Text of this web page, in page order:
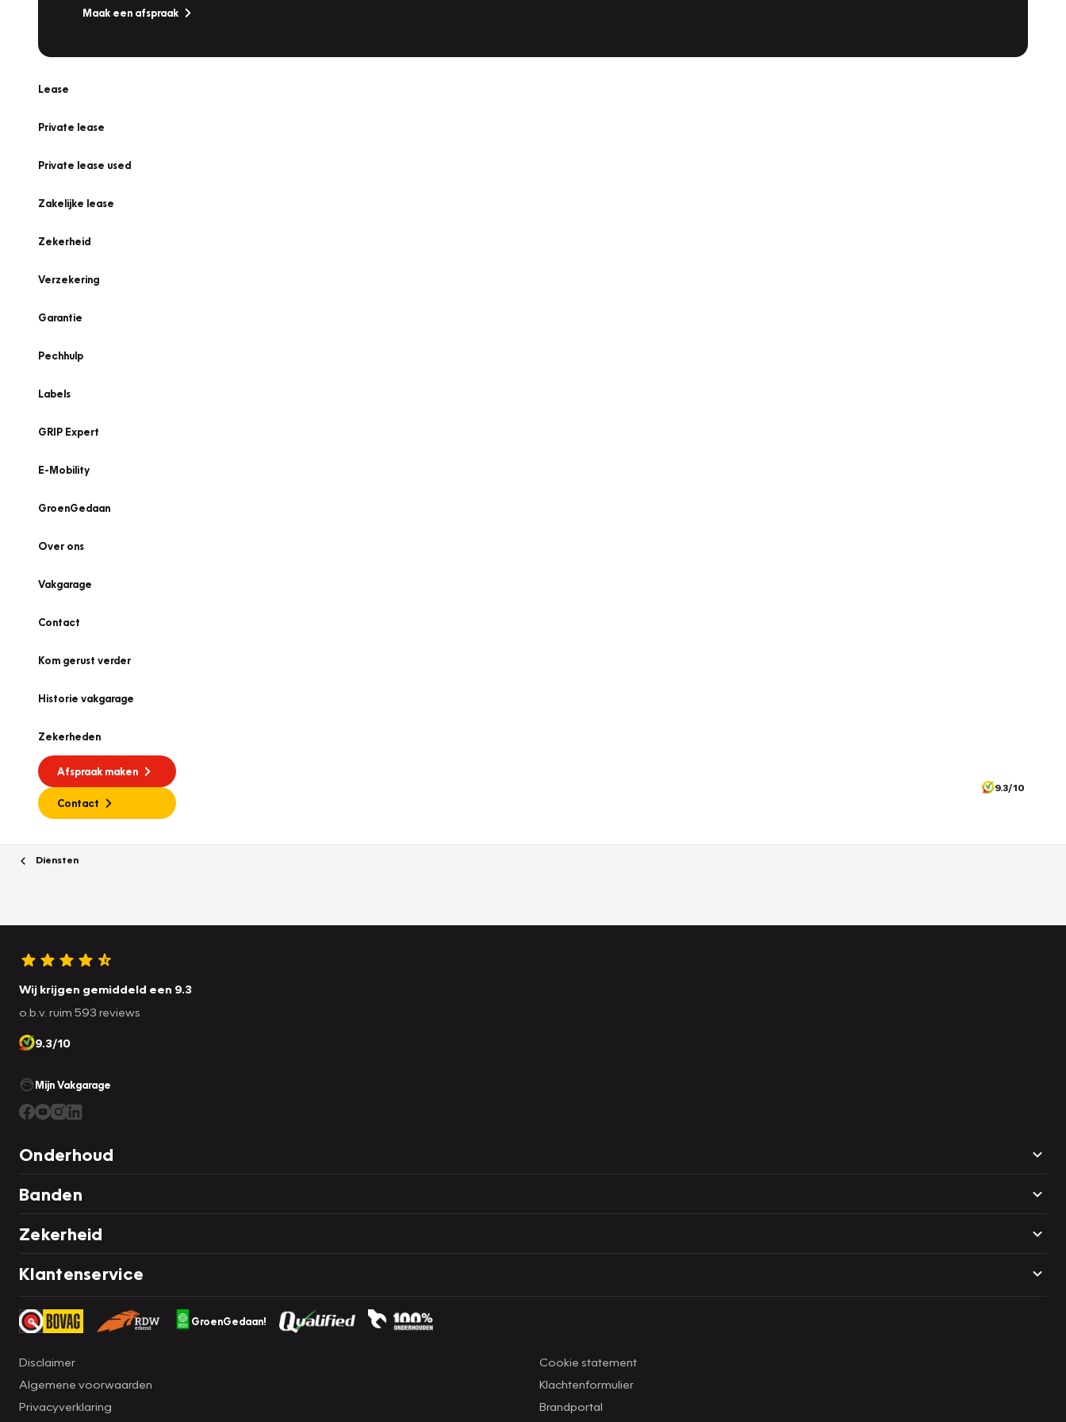
Maak een afspraak
Lease
Private lease
Private lease used
Zakelijke lease
Zekerheid
Verzekering
Garantie
Pechhulp
Labels
GRIP Expert
E-Mobility
GroenGedaan
Over ons
Vakgarage
Contact
Kom gerust verder
Historie vakgarage
Zekerheden
Afspraak maken
Contact
9.3/10
Diensten
Wij krijgen gemiddeld een 9.3
o.b.v. ruim 593 reviews
9.3/10
Mijn Vakgarage
Onderhoud
Banden
Zekerheid
Klantenservice
GroenGedaan!
Disclaimer
Algemene voorwaarden
Privacyverklaring
Cookie statement
Klachtenformulier
Brandportal